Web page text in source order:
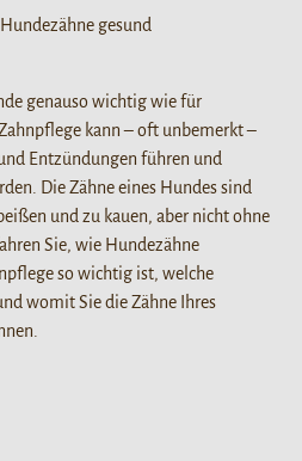
gesund
genauso wichtig wie für
kann – oft unbemerkt –
Entzündungen führen und
Die Zähne eines Hundes sind
und zu kauen, aber nicht ohne
Sie, wie Hundezähne
so wichtig ist, welche
womit Sie die Zähne Ihres